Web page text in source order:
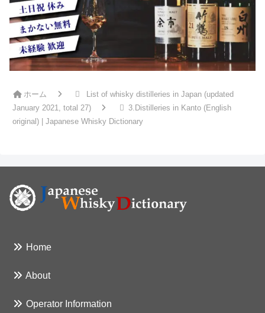
ホーム
List of whisky distilleries in Japan (updated
January 2021, total 27)
3.Distilleries in Kanto (English
original) | Japanese Whisky Dictionary
Home
About
Operator Information